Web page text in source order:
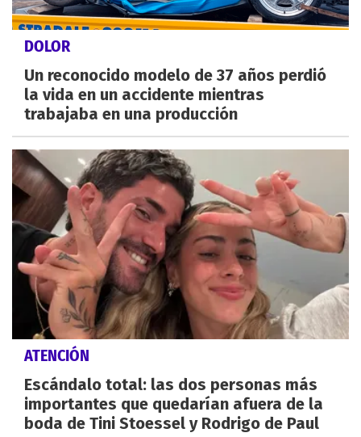
DOLOR
Un reconocido modelo de 37 años perdió
la vida en un accidente mientras
trabajaba en una producción
ATENCIÓN
Escándalo total: las dos personas más
importantes que quedarían afuera de la
boda de Tini Stoessel y Rodrigo de Paul